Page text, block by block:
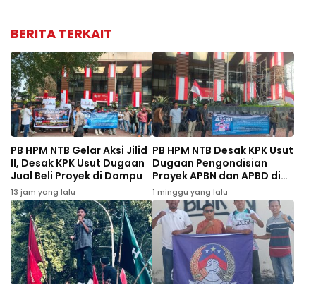
BERITA TERKAIT
PB HPM NTB Gelar Aksi Jilid
II, Desak KPK Usut Dugaan
Jual Beli Proyek di Dompu
13 jam yang lalu
PB HPM NTB Desak KPK Usut
Dugaan Pengondisian
Proyek APBN dan APBD di
Dompu
1 minggu yang lalu